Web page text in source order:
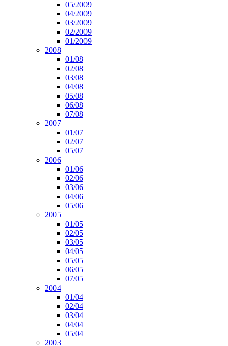
05/2009
04/2009
03/2009
02/2009
01/2009
2008
01/08
02/08
03/08
04/08
05/08
06/08
07/08
2007
01/07
02/07
05/07
2006
01/06
02/06
03/06
04/06
05/06
2005
01/05
02/05
03/05
04/05
05/05
06/05
07/05
2004
01/04
02/04
03/04
04/04
05/04
2003